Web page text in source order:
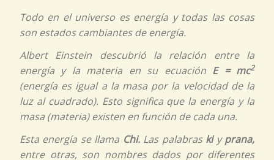
Todo en el universo es energía y todas las cosas
son estados cambiantes de energía.
Albert Einstein descubrió la relación entre la
energía y la materia en su ecuación E = mc2
(energía es igual a la masa por la velocidad de la
luz al cuadrado). Esto significa que la energía y la
masa (materia) existen en función de cada una.
Esta energía se llama Chi.Las palabras kiyprana,
entre otras, son nombres dados por diferentes